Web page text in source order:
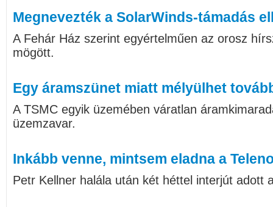
Megnevezték a SolarWinds-támadás
A Fehár Ház szerint egyértelműen az orosz
mögött.
Egy áramszünet miatt mélyülhet
A TSMC egyik üzemében váratlan
üzemzavar.
Inkább venne, mintsem eladna a
Petr Kellner halála után két héttel interjút adott